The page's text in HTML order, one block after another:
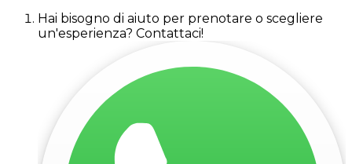
Hai bisogno di aiuto per prenotare o scegliere
un'esperienza? Contattaci!